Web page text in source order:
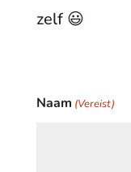
zelf 😃
Naam (Vereist)